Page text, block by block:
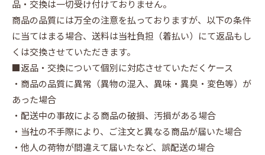
品・交換は一切受け付けておりません。
商品の品質には万全の注意を払っておりますが、以下の条件
に当てはまる場合、送料は当社負担（着払い）にて返品もし
くは交換させていただきます。
■返品・交換について個別に対応させていただくケース
・商品の品質に異常（異物の混入、異味・異臭・変色等）が
あった場合
・配送中の事故による商品の破損、汚損がある場合
・当社の不手際により、ご注文と異なる商品が届いた場合
・他人の荷物が間違えて届いたなど、誤配送の場合